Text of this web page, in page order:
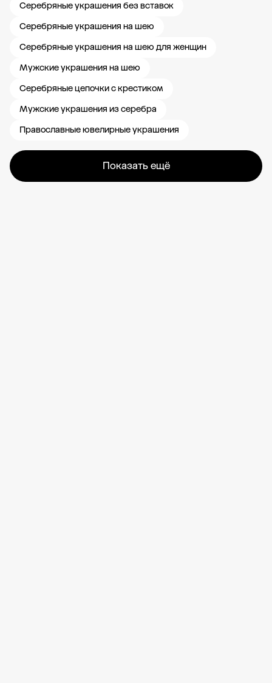
Серебряные украшения без вставок
Серебряные украшения на шею
Серебряные украшения на шею для женщин
Мужские украшения на шею
Серебряные цепочки с крестиком
Мужские украшения из серебра
Православные ювелирные украшения
Показать ещё